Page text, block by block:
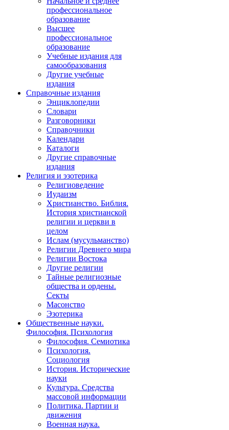
профессиональное
образование
Высшее
профессиональное
образование
Учебные издания для
самообразования
Другие учебные
издания
Справочные издания
Энциклопедии
Словари
Разговорники
Справочники
Календари
Каталоги
Другие справочные
издания
Религия и эзотерика
Религиоведение
Иудаизм
Христианство. Библия.
История христианской
религии и церкви в
целом
Ислам (мусульманство)
Религии Древнего мира
Религии Востока
Другие религии
Тайные религиозные
общества и ордены.
Секты
Масонство
Эзотерика
Общественные науки.
Философия. Психология
Философия. Семиотика
Психология.
Социология
История. Исторические
науки
Культура. Средства
массовой информации
Политика. Партии и
движения
Военная наука.